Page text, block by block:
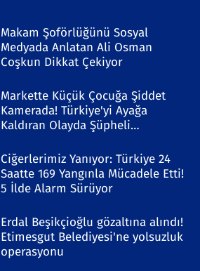
Makam Şoförlüğünü Sosyal
Medyada Anlatan Ali Osman
Coşkun Dikkat Çekiyor
Markette Küçük Çocuğa Şiddet
Kamerada! Türkiye'yi Ayağa
Kaldıran Olayda Şüpheli
Ciğerlerimiz Yanıyor: Türkiye 24
Saatte 169 Yangınla Mücadele Etti!
5 İlde Alarm Sürüyor
Erdal Beşikçioğlu gözaltına alındı!
Etimesgut Belediyesi'ne yolsuzluk
operasyonu